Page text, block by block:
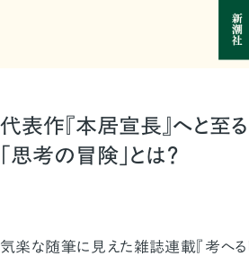
代表作『本居宣長』へと至る
「思考の冒険」とは？
気楽な随筆に見えた雑誌連載『考へる